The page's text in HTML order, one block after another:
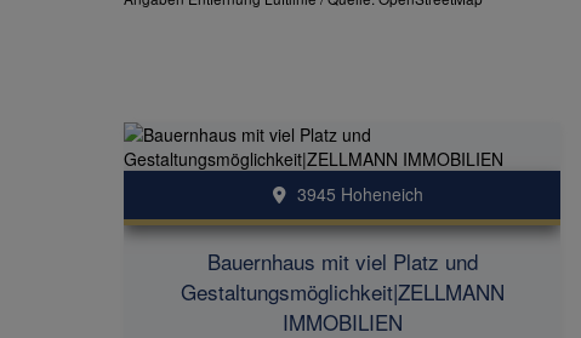
Bauernhaus mit viel Platz und
Gestaltungsmöglichkeit|ZELLMANN
IMMOBILIEN
3945 Hoheneich